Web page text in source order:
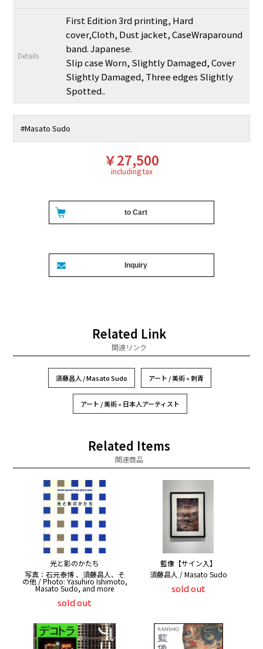
Details
First Edition 3rd printing, Hard
cover,Cloth, Dust jacket, CaseWraparound
band. Japanese.
Slip case Worn, Slightly Damaged, Cover
Slightly Damaged, Three edges Slightly
Spotted..
#Masato Sudo
￥27,500
including tax
Related Link
関連リンク
須藤昌人 / Masato Sudo アート / 美術 » 刺青
アート / 美術 » 日本人アーティスト
Related Items
関連商品
光と影のかたち
写真：石元泰博 、須藤昌人、そ
の他 / Photo: Yasuhiro Ishimoto,
Masato Sudo, and more
sold out
藍像【サイン入】
須藤昌人 / Masato Sudo
sold out